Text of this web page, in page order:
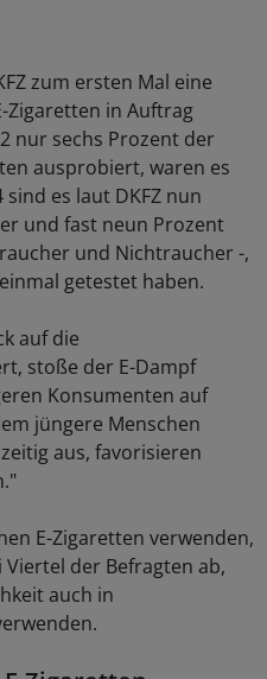
zum ersten Mal eine
Zigaretten in Auftrag
nur sechs Prozent der
ausprobiert, waren es
es laut DKFZ nun
und fast neun Prozent
und Nichtraucher -,
getestet haben.
auf die
stoße der E-Dampf
Konsumenten auf
jüngere Menschen
aus, favorisieren
E-Zigaretten verwenden,
Viertel der Befragten ab,
auch in